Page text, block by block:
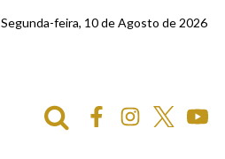
Segunda-feira, 10 de Agosto de 2026